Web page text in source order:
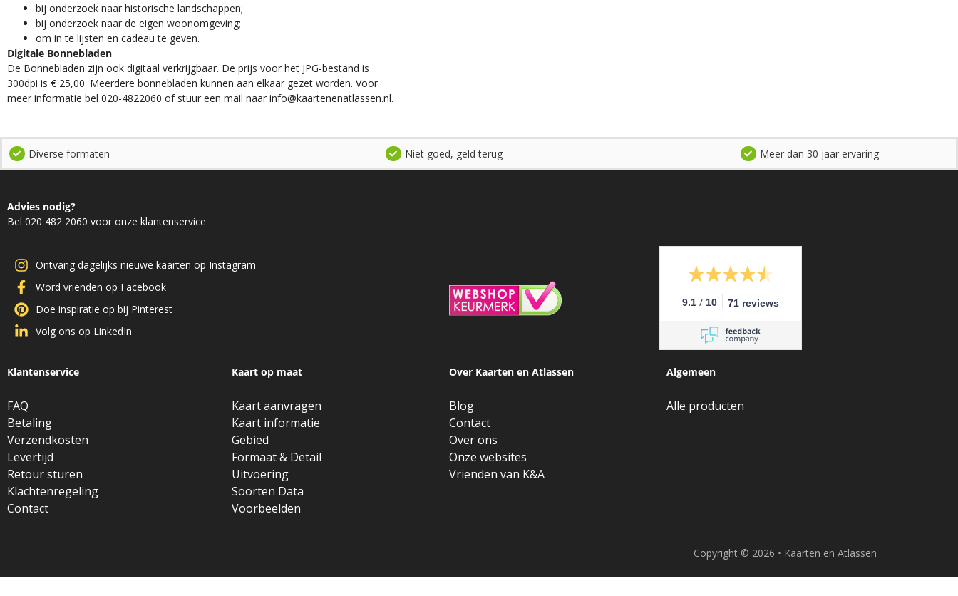
​bij onderzoek naar historische landschappen;
bij onderzoek naar de eigen woonomgeving;
om in te lijsten en cadeau te geven.
Digitale Bonnebladen
De Bonnebladen zijn ook digitaal verkrijgbaar. De prijs voor het JPG-bestand is
300dpi is € 25,00. Meerdere bonnebladen kunnen aan elkaar gezet worden. Voor
meer informatie bel 020-4822060 of stuur een mail naar info@kaartenenatlassen.nl.
Diverse formaten Niet goed, geld terug Meer dan 30 jaar ervaring
Advies nodig?
Bel 020 482 2060 voor onze klantenservice
Ontvang dagelijks nieuwe kaarten op Instagram
Word vrienden op Facebook
Doe inspiratie op bij Pinterest
Volg ons op LinkedIn
9.1 / 10 71 reviews
Klantenservice
FAQ
Betaling
Verzendkosten
Levertijd
Retour sturen
Klachtenregeling
Contact
Kaart op maat
Kaart aanvragen
Kaart informatie
Gebied
Formaat & Detail
Uitvoering
Soorten Data
Voorbeelden
Over Kaarten en Atlassen
Blog
Contact
Over ons
Onze websites
Vrienden van K&A
Algemeen
Alle producten
Copyright © 2026 • Kaarten en Atlassen